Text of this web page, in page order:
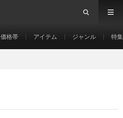
価格帯 アイテム ジャンル 特集